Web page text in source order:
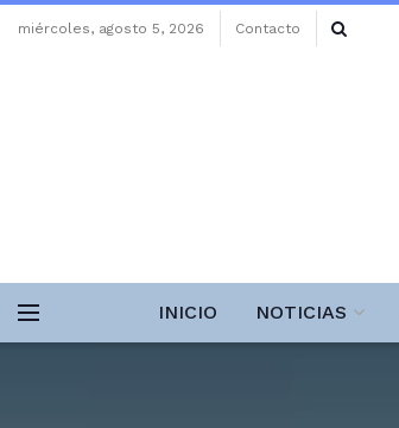
miércoles, agosto 5, 2026 Contacto
INICIO NOTICIAS